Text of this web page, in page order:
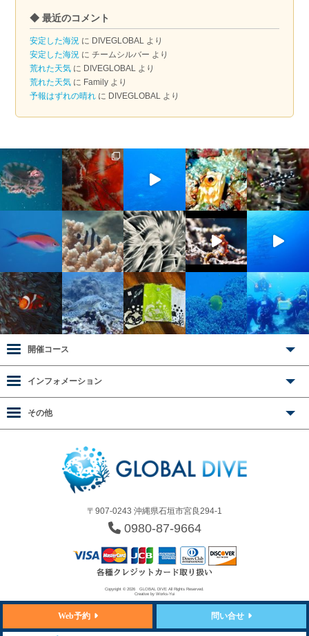
カ
イ
ブ
◆ 最近のコメント
安定した海況 に DIVEGLOBAL より
安定した海況 にチームシルバー より
荒れた天気 に DIVEGLOBAL より
荒れた天気 に Family より
予報はずれの晴れ に DIVEGLOBAL より
〒907-0243 沖縄県石垣市宮良294-1
0980-87-9664
開催コース
インフォメーション
その他
Copyright © 2026 GLOBAL DIVE All Rights Reserved.
Creative by Works-Yui
Web予約 問い合せ